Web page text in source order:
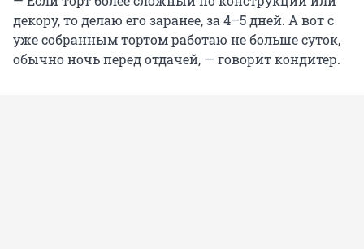
декору, то делаю его заранее, за 4–5 дней. А вот с
уже собранным тортом работаю не больше суток,
обычно ночь перед отдачей, — говорит кондитер.